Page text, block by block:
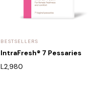
BESTSELLERS
IntraFresh® 7 Pessaries
L2,980